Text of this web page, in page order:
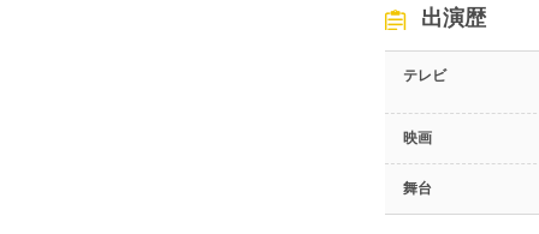
出演歴
テレビ
映画
舞台